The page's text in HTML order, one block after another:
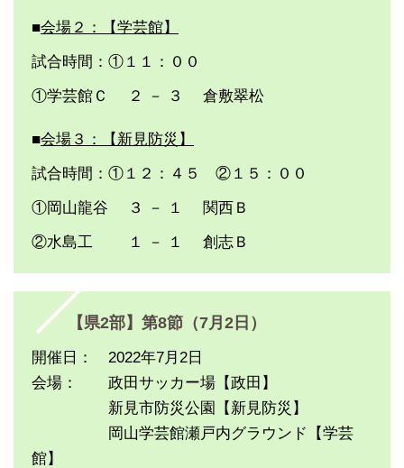
■会場２：【学芸館】
試合時間：①１１：００
①学芸館Ｃ ２ － ３ 倉敷翠松
■会場３：【新見防災】
試合時間：①１２：４５ ②１５：００
①岡山龍谷 ３ － １ 関西Ｂ
②水島工 １ － １ 創志Ｂ
【県2部】第8節（7月2日）
開催日： 2022年7月2日
会場： 政田サッカー場【政田】
新見市防災公園【新見防災】
岡山学芸館瀬戸内グラウンド【学芸
館】